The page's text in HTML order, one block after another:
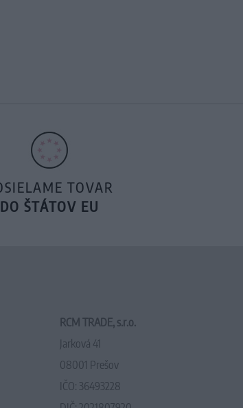
TOVAR
DO ŠTÁTOV EU
RCM TRADE, s.r.o.
Jarková 41
08001 Prešov
IČO: 36493228